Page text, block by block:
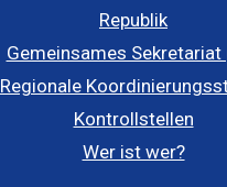
Republik
Gemeinsames Sekretariat
Regionale
Kontrollstellen
Wer ist wer?